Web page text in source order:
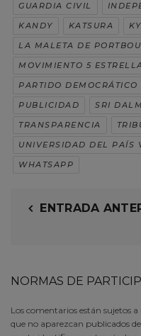
GUARDIA CIVIL
KANDY
KATSURA
LA MALETA DE PORTBOU
MOVIMIENTO 5
PARTIDO DEMOCRÁTICO
PUBLICIDAD
SRI
TRANSPARENCIA
UNIVERSIDAD DEL PAÍS
WHATSAPP
ENTRADA
NORMAS DE
Los comentarios están sujetos
que no aparezcan publicados